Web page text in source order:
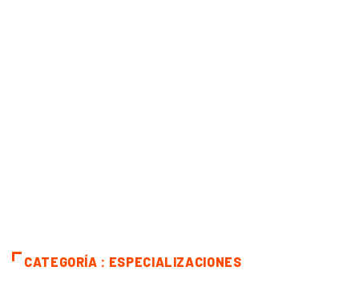
CATEGORÍA : ESPECIALIZACIONES